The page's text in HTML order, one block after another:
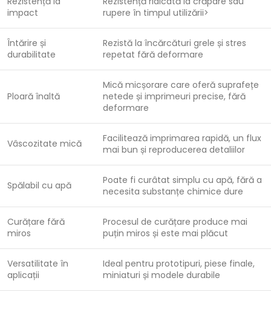
impact
rupere în timpul utilizării>
Întărire și
durabilitate
Rezistă la încărcături grele și stres
repetat fără deformare
Ploară înaltă
Mică micșorare care oferă suprafețe
netede și imprimeuri precise, fără
deformare
Vâscozitate mică
Facilitează imprimarea rapidă, un flux
mai bun și reproducerea detaliilor
Spălabil cu apă
Poate fi curâtat simplu cu apă, fără a
necesita substanțe chimice dure
Curățare fără
miros
Procesul de curățare produce mai
puțin miros și este mai plăcut
Versatilitate în
aplicații
Ideal pentru prototipuri, piese finale,
miniaturi și modele durabile